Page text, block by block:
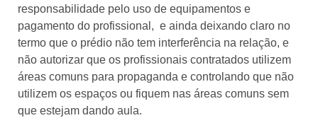
responsabilidade pelo uso de equipamentos e
pagamento do profissional, e ainda deixando claro no
termo que o prédio não tem interferência na relação, e
não autorizar que os profissionais contratados utilizem
áreas comuns para propaganda e controlando que não
utilizem os espaços ou fiquem nas áreas comuns sem
que estejam dando aula.